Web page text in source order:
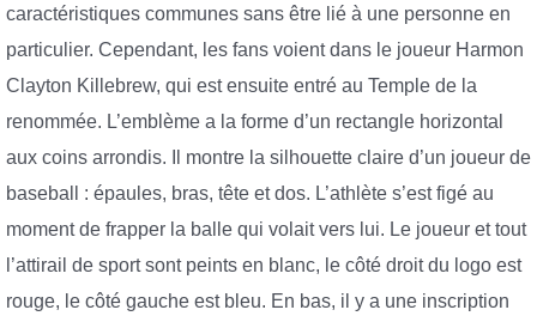
caractéristiques communes sans être lié à une personne en
particulier. Cependant, les fans voient dans le joueur Harmon
Clayton Killebrew, qui est ensuite entré au Temple de la
renommée. L’emblème a la forme d’un rectangle horizontal
aux coins arrondis. Il montre la silhouette claire d’un joueur de
baseball : épaules, bras, tête et dos. L’athlète s’est figé au
moment de frapper la balle qui volait vers lui. Le joueur et tout
l’attirail de sport sont peints en blanc, le côté droit du logo est
rouge, le côté gauche est bleu. En bas, il y a une inscription